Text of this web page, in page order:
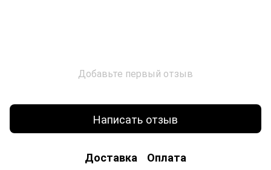
Добавьте первый отзыв
Написать отзыв
Доставка Оплата